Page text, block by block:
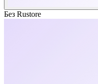
Без Rustore